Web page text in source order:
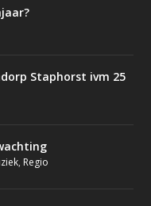
Staphorst ivm 25
, Regio